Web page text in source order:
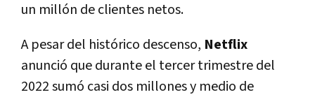
un millón de clientes netos.
A pesar del histórico descenso, Netflix
anunció que durante el tercer trimestre del
2022 sumó casi dos millones y medio de